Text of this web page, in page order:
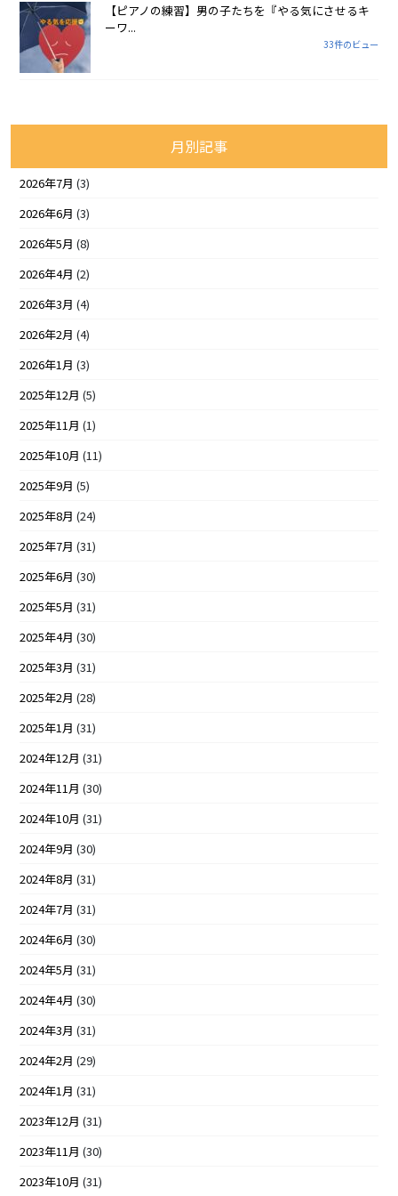
【ピアノの練習】男の子たちを『やる気にさせるキ
ーワ...
33件のビュー
月別記事
2026年7月 (3)
2026年6月 (3)
2026年5月 (8)
2026年4月 (2)
2026年3月 (4)
2026年2月 (4)
2026年1月 (3)
2025年12月 (5)
2025年11月 (1)
2025年10月 (11)
2025年9月 (5)
2025年8月 (24)
2025年7月 (31)
2025年6月 (30)
2025年5月 (31)
2025年4月 (30)
2025年3月 (31)
2025年2月 (28)
2025年1月 (31)
2024年12月 (31)
2024年11月 (30)
2024年10月 (31)
2024年9月 (30)
2024年8月 (31)
2024年7月 (31)
2024年6月 (30)
2024年5月 (31)
2024年4月 (30)
2024年3月 (31)
2024年2月 (29)
2024年1月 (31)
2023年12月 (31)
2023年11月 (30)
2023年10月 (31)